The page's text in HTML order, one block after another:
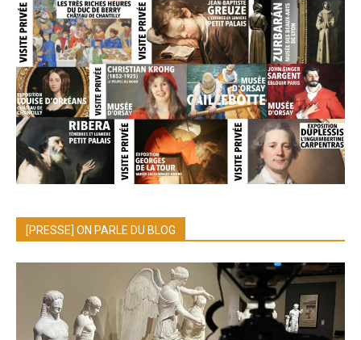
[PRESSE] ON PARLE DU BLOG